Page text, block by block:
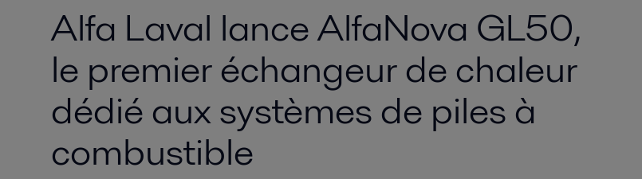
Alfa Laval lance AlfaNova GL50,
le premier échangeur de chaleur
dédié aux systèmes de piles à
combustible